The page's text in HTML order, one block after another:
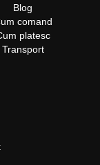
Blog
comand
platesc
Transport